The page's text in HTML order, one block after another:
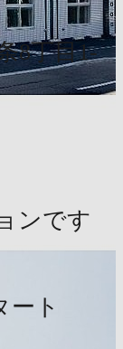
8丁目1-
ンです
ート